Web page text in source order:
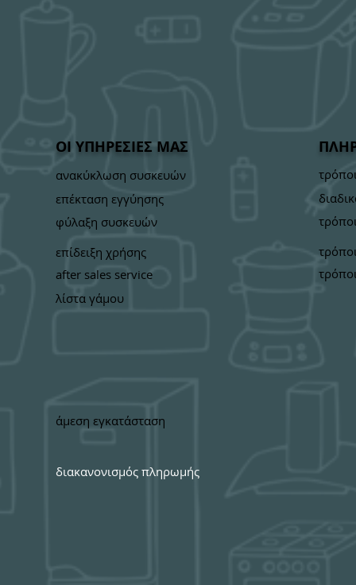
ΟΙ ΥΠΗΡΕΣΙΕΣ ΜΑΣ
ανακύκλωση συσκευών
επέκταση εγγύησης
φύλαξη συσκευών
επίδειξη χρήσης
after sales service
λίστα γάμου
άμεση εγκατάσταση
διακανονισμός πληρωμής